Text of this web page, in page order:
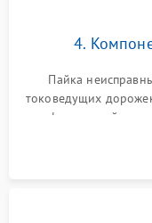
4.
Пайка
токоведущих
инфракрасной
BIOS или